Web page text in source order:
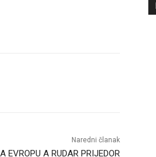
Naredni članak
EVROPU A RUDAR PRIJEDOR